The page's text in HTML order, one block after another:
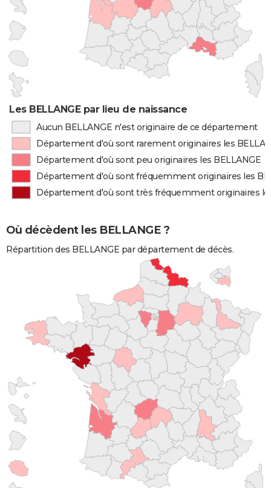
Les BELLANGE par lieu de naissance
Aucun BELLANGE n'est originaire de ce département
Département d'où sont rarement originaires les
Département d'où sont peu originaires les BELLANGE
Département d'où sont fréquemment originaires les
Département d'où sont très fréquemment originaires
Où décèdent les BELLANGE ?
Répartition des BELLANGE par département de décès.